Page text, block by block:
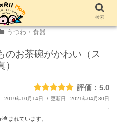
うつわ・食器
のお茶碗がかわい（ス
5.0
2019年10月14日 2021年04月30日
まれています。
検索